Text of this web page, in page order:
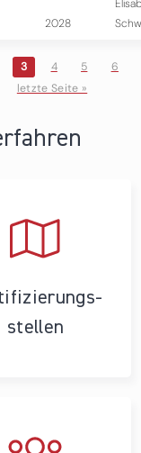
2028
3 4 5
6
letzte Seite »
stellen